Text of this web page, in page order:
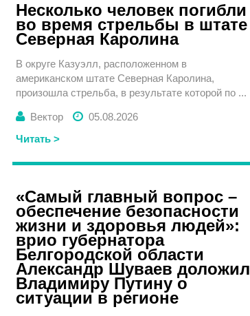
Несколько человек погибли
во время стрельбы в штате
Северная Каролина
В округе Казуэлл, расположенном в
американском штате Северная Каролина,
произошла стрельба, в результате которой по ...
Вектор
05.08.2026
Читать >
«Самый главный вопрос –
обеспечение безопасности
жизни и здоровья людей»:
врио губернатора
Белгородской области
Александр Шуваев доложил
Владимиру Путину о
ситуации в регионе